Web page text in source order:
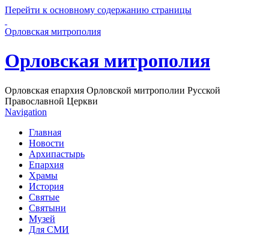
Перейти к основному содержанию страницы
Орловская митрополия
Орловская митрополия
Орловская епархия Орловской митрополии Русской
Православной Церкви
Navigation
Главная
Новости
Архипастырь
Епархия
Храмы
История
Святые
Святыни
Музей
Для СМИ